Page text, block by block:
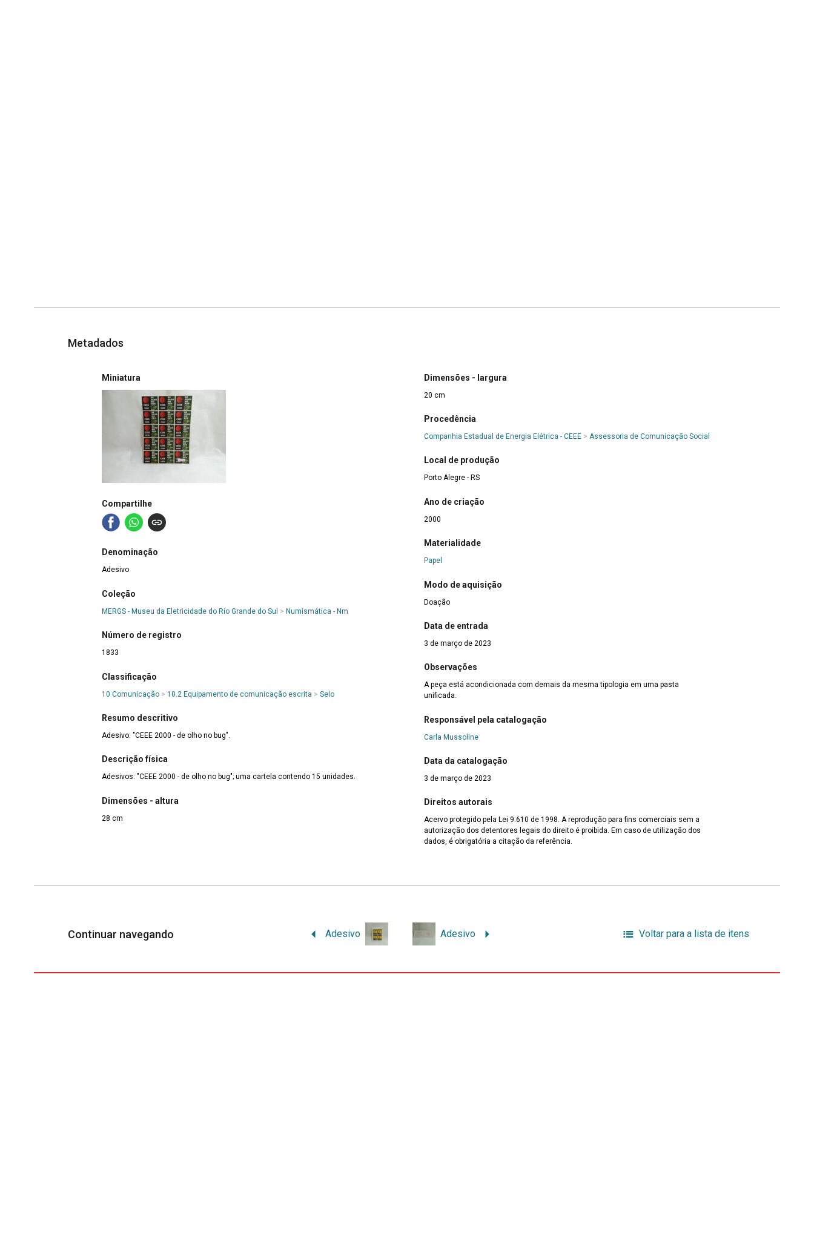
Metadados
Miniatura
Compartilhe
Denominação
Adesivo
Coleção
MERGS - Museu da Eletricidade do Rio Grande do Sul > Numismática - Nm
Número de registro
1833
Classificação
10 Comunicação > 10.2 Equipamento de comunicação escrita > Selo
Resumo descritivo
Adesivo: "CEEE 2000 - de olho no bug".
Descrição física
Adesivos: "CEEE 2000 - de olho no bug"; uma cartela contendo 15 unidades.
Dimensões - altura
28 cm
Dimensões - largura
20 cm
Procedência
Companhia Estadual de Energia Elétrica - CEEE > Assessoria de Comunicação Social
Local de produção
Porto Alegre - RS
Ano de criação
2000
Materialidade
Papel
Modo de aquisição
Doação
Data de entrada
3 de março de 2023
Observações
A peça está acondicionada com demais da mesma tipologia em uma pasta
unificada.
Responsável pela catalogação
Carla Mussoline
Data da catalogação
3 de março de 2023
Direitos autorais
Acervo protegido pela Lei 9.610 de 1998. A reprodução para fins comerciais sem a
autorização dos detentores legais do direito é proibida. Em caso de utilização dos
dados, é obrigatória a citação da referência.
Continuar navegando Adesivo Adesivo Voltar para a lista de itens